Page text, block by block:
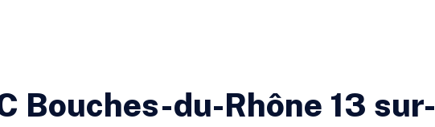
Bouches-du-Rhône 13 sur-